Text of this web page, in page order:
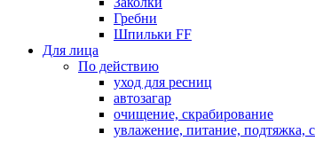
Гребни
Шпильки FF
Для лица
По действию
уход для ресниц
автозагар
очищение, скрабирование
увлажение, питание, подтяжка,